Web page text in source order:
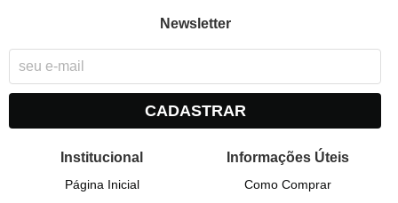
Newsletter
CADASTRAR
Institucional
Página Inicial
Informações Úteis
Como Comprar